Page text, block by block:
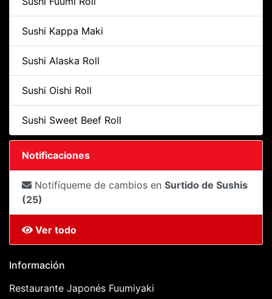
Sushi Kappa Maki
Sushi Alaska Roll
Sushi Oishi Roll
Sushi Sweet Beef Roll
Notificaciones
Notifíqueme de cambios en Surtido de Sushis
(25)
Ver todo
Información
Restaurante Japonés Fuumiyaki